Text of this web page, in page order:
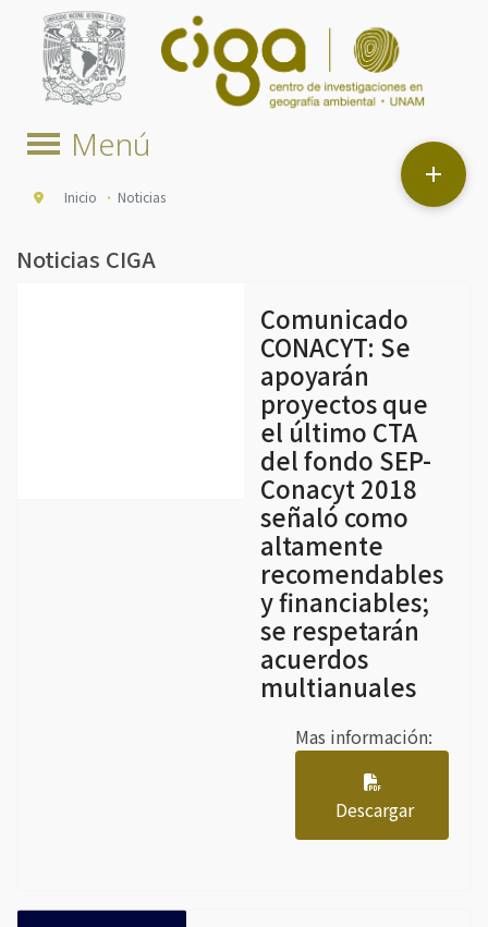

Inicio Noticias
Noticias CIGA
Comunicado
CONACYT: Se
apoyarán
proyectos que
el último CTA
del fondo SEP-
Conacyt 2018
señaló como
altamente
recomendables
y financiables;
se respetarán
acuerdos
multianuales
Mas información:
Descargar